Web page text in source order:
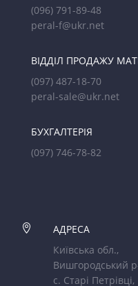
(096) 791-89-48
peral-f@ukr.net
ВІДДІЛ ПРОДАЖУ
(097) 487-18-70
peral-sale@ukr.net
БУХГАЛТЕРІЯ
(097) 746-78-82

АДРЕСА
Київська обл.,
Вишгородський
с. Старі Петрівці,